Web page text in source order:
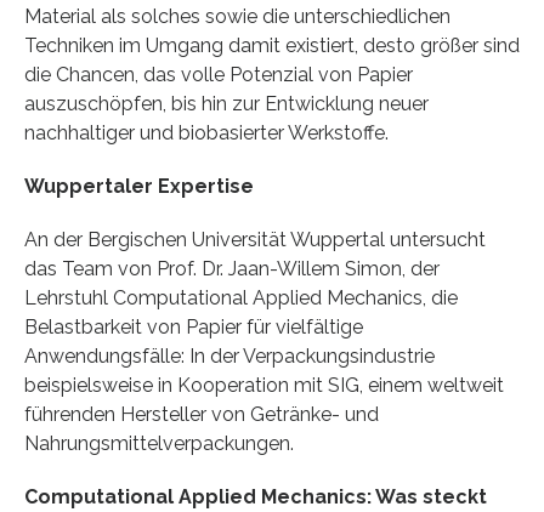
Material als solches sowie die unterschiedlichen
Techniken im Umgang damit existiert, desto größer sind
die Chancen, das volle Potenzial von Papier
auszuschöpfen, bis hin zur Entwicklung neuer
nachhaltiger und biobasierter Werkstoffe.
Wuppertaler Expertise
An der Bergischen Universität Wuppertal untersucht
das Team von Prof. Dr. Jaan-Willem Simon, der
Lehrstuhl Computational Applied Mechanics, die
Belastbarkeit von Papier für vielfältige
Anwendungsfälle: In der Verpackungsindustrie
beispielsweise in Kooperation mit SIG, einem weltweit
führenden Hersteller von Getränke- und
Nahrungsmittelverpackungen.
Computational Applied Mechanics: Was steckt